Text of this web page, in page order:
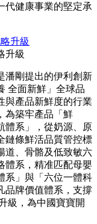
代健康事業的堅定承
升級
潘剛提出的伊利創新
全面新鮮」全球品
與產品新鮮度的行業
為築牢產品「鮮
體系」，從奶源、原
鏈條鮮活品質管控標
道、骨骼及低致敏六
體系，精准匹配母嬰
系」與「六位一體科
品牌價值體系，支撐
級，為中國寶寶開